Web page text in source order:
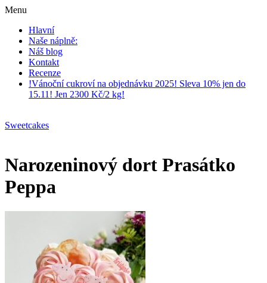
Menu
Hlavní
Naše náplně:
Náš blog
Kontakt
Recenze
!Vánoční cukroví na objednávku 2025! Sleva 10% jen do
15.11! Jen 2300 Kč/2 kg!
Sweetcakes
Narozeninový dort Prasátko
Peppa